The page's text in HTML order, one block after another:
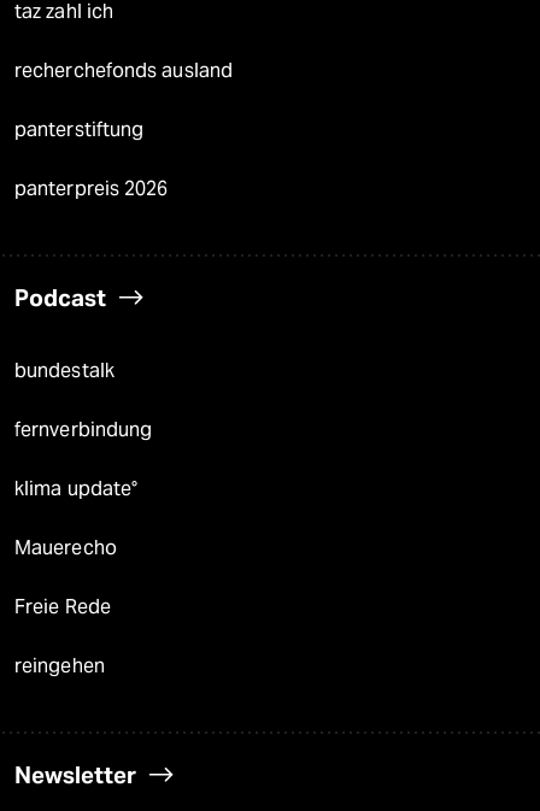
taz zahl ich
recherchefonds ausland
panterstiftung
panterpreis 2026
Podcast
bundestalk
fernverbindung
klima update°
Mauerecho
Freie Rede
reingehen
Newsletter